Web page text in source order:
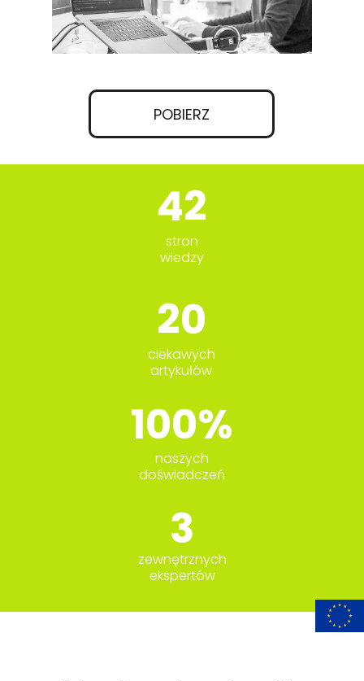
POBIERZ
42
stron
wiedzy
20
ciekawych
artykułów
100%
naszych
doświadczeń
3
zewnętrznych
ekspertów